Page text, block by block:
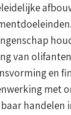
van
en
met